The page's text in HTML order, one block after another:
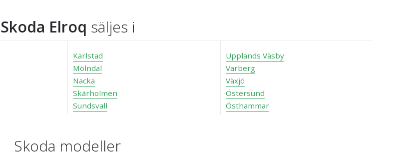
Skoda Elroq säljes i
Karlstad
Mölndal
Nacka
Skärholmen
Sundsvall
Upplands Väsby
Varberg
Växjö
Östersund
Östhammar
Skoda modeller